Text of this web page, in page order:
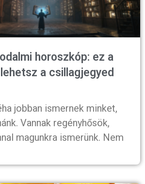
horoszkóp: ez a
a csillagjegyed
jobban ismernek minket,
Vannak regényhősök,
magunkra ismerünk. Nem